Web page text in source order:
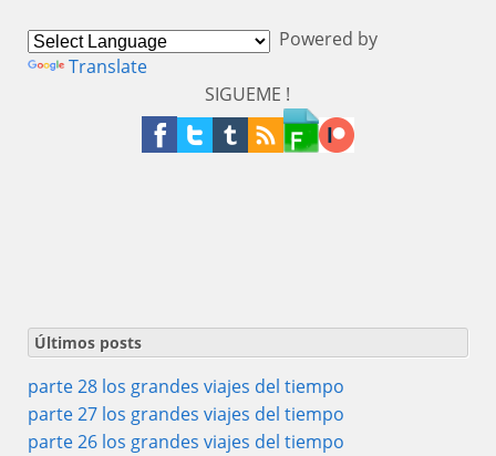
Powered by
Translate
SIGUEME !
Últimos posts
parte 28 los grandes viajes del tiempo
parte 27 los grandes viajes del tiempo
parte 26 los grandes viajes del tiempo